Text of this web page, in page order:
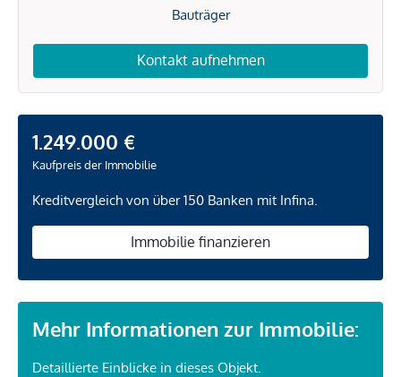
Bauträger
Kontakt aufnehmen
1.249.000 €
Kaufpreis der Immobilie
Kreditvergleich von über 150 Banken mit Infina.
Immobilie finanzieren
Mehr Informationen zur Immobilie:
Detaillierte Einblicke in dieses Objekt.